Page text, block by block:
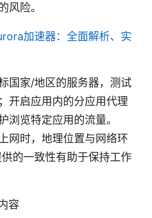
风险。
加速器：全面解析、实
国家/地区的服务器，测试
开启应用内的分应用代理
浏览特定应用的流量。
网时，地理位置与网络环
的一致性有助于保持工作
容